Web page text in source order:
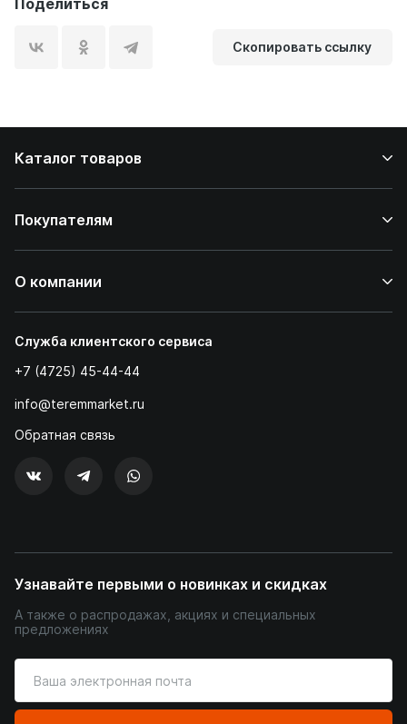
Поделиться
Скопировать ссылку
Каталог товаров
Покупателям
О компании
Служба клиентского сервиса
+7 (4725) 45-44-44
info@teremmarket.ru
Обратная связь
Узнавайте первыми о новинках и скидках
А также о распродажах, акциях и специальных
предложениях
ваш
адрес